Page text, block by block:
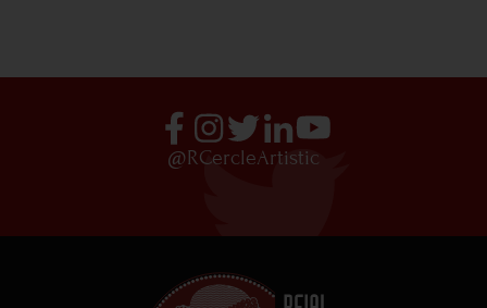
@RCercleArtistic